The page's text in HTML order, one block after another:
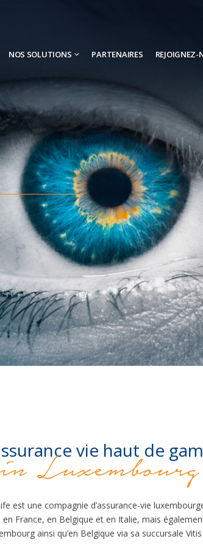
NOS SOLUTIONS PARTENAIRES REJOIGNEZ-
vie haut de
Luxembourg
est une compagnie d’assurance-vie
en France, en Belgique et en Italie, mais
ainsi qu’en Belgique via sa succursale